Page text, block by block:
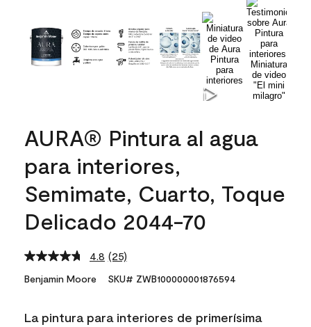
AURA® Pintura al agua
para interiores,
Semimate, Cuarto, Toque
Delicado 2044-70
4.8 Read
25
Reviews.
link.
(25)
Benjamin Moore SKU# ZWB100000001876594
La pintura para interiores de primerísima